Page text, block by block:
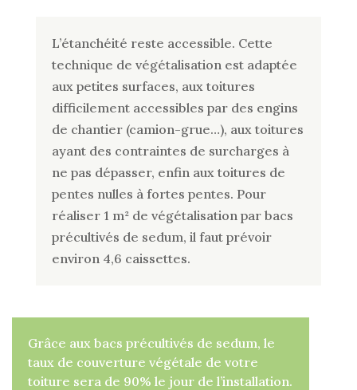
L’étanchéité reste accessible. Cette
technique de végétalisation est adaptée
aux petites surfaces, aux toitures
difficilement accessibles par des engins
de chantier (camion-grue…), aux toitures
ayant des contraintes de surcharges à
ne pas dépasser, enfin aux toitures de
pentes nulles à fortes pentes. Pour
réaliser 1 m² de végétalisation par bacs
précultivés de sedum, il faut prévoir
environ 4,6 caissettes.
Grâce aux bacs précultivés de sedum, le
taux de couverture végétale de votre
toiture sera de 90% le jour de l’installation.